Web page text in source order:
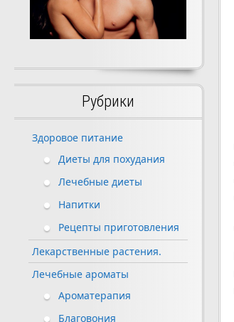
Рубрики
Здоровое питание
Диеты для похудания
Лечебные диеты
Напитки
Рецепты приготовления
Лекарственные растения.
Лечебные ароматы
Ароматерапия
Благовония